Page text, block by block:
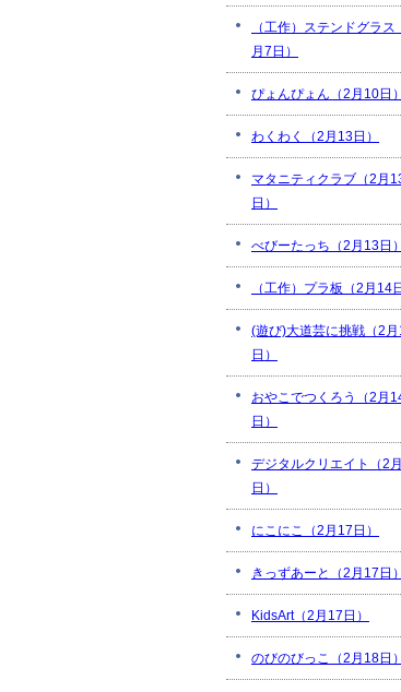
（工作）ステンドグラス
月7日）
ぴょんぴょん（2月10日）
わくわく（2月13日）
マタニティクラブ（2月
日）
べびーたっち（2月13日）
（工作）プラ板（2月14
(遊び)大道芸に挑戦（2
日）
おやこでつくろう（2月
日）
デジタルクリエイト（2
日）
にこにこ（2月17日）
きっずあーと（2月17日）
KidsArt（2月17日）
のびのびっこ（2月18日）